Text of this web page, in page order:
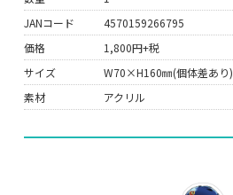
JANコード
4570159266795
価格
1,800円+税
サイズ
W70×H160㎜(個体差あり)
素材
アクリル